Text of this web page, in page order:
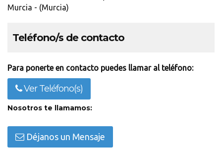
Murcia - (Murcia)
Teléfono/s de contacto
Para ponerte en contacto puedes llamar al teléfono:
Ver Teléfono(s)
Nosotros te llamamos:
Déjanos un Mensaje